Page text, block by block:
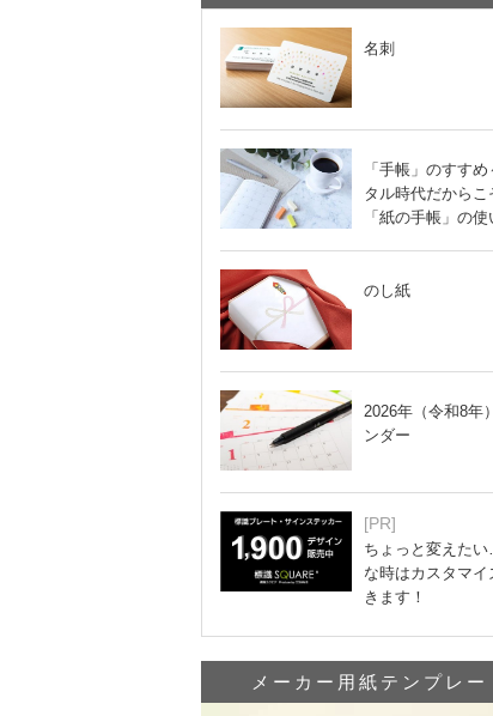
名刺
「手帳」のすす
タル時代だからこ
「紙の手帳」の
のし紙
2026年（令和8年
ンダー
[PR]
ちょっと変えた
な時はカスタマイ
きます！
メーカー用紙テンプレー